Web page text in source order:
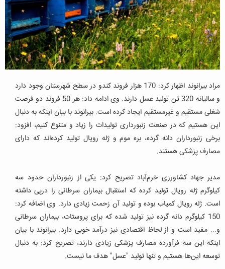
مراد بیرانوند اظهار کرد: 170 هزار فروند کندو در سطح شهرستان وجود دارد
و سالیانه 320 تن تولید عسل دارند. وی ادامه داد: هر 50 فروند دو فرصت
شغلی مستقیم و غیرمستقیم ایجاد کرده است. بیرانوند با بیان اینکه به دنبال
این هستیم که در صنعت زنبورداری تولیدات را زیاد و متنوع کنیم، افزود:
برخی زنبورداران دانه گرده، بره موم و ژله رویال تولید کرده‌اند که دارای
مصارف پزشکی هستند.
مدیر جهاد کشاورزی خرم‌آباد تصریح کرد: یکی از زنبورداران حدود سه
کیلوگرم ژله رویال تولید کرده که استقبال بیماران سرطانی را درپی داشته
است. ژله رویال کمیاب بوده و تولید آن زحمت زیادی دارد. وی اضافه کرد:
150 کیلوگرم دانه گرده نیز تولید شده که برای پروستات، بیماران سرطانی
و... مفید است و از لحاظ اقتصادی نیز درآمد خوبی دارد. بیرانوند با بیان
اینکه این سه فرآورده مصارف پزشکی زیادی دارند، تصریح کرد: به دنبال
توسعه این‌ها هستیم و تنها تولید "عسل" هدف ما نیست.